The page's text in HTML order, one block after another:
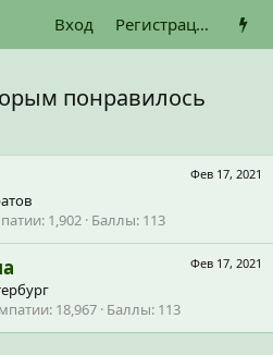
Вход Регистрация
понравилось
Фев 17, 2021
1,902 Баллы 113
Фев 17, 2021
18,967 Баллы 113